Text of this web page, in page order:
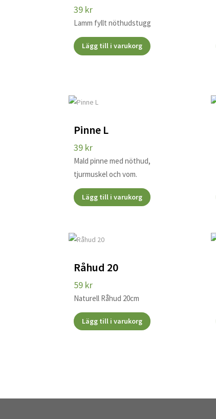
39 kr
Lamm fyllt nöthudstugg
Lägg till i varukorg
Pinne L
39 kr
Mald pinne med nöthud,
tjurmuskel och vom.
Lägg till i varukorg
Råhud 20
59 kr
Naturell Råhud 20cm
Lägg till i varukorg